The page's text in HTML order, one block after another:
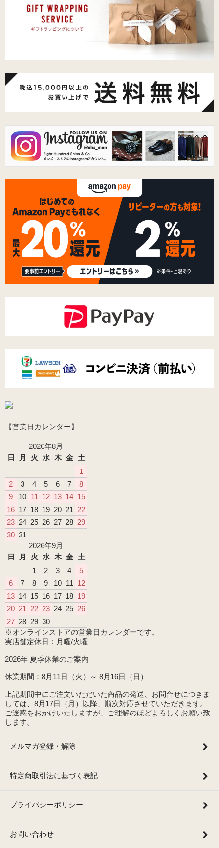
【営業日カレンダー】
2026年8月
日
月 火 水 木 金
土
1
2
3 4 5 6 7
8
9
10 11 12 13 14 15
16 17 18 19 20 21 22
23 24 25 26 27 28 29
30 31
2026年9月
日
月 火 水 木 金
土
1
2 3 4
5
6
7 8 9 10 11 12
13 14 15 16 17 18 19
20 21 22 23 24 25 26
27 28 29 30
※オンラインストアの営業日カレンダーです。
実店舗定休日：月曜/火曜
2026年 夏季休業のご案内
休業期間：8月11日（火）～ 8月16日（日）
上記期間中にご注文いただいた商品の発送、お問合せにつきま
しては、8月17日（月）以降、順次対応させていただきます。
ご迷惑をおかけいたしますが、ご理解のほどよろしくお願い致
します。
メルマガ登録・解除
特定商取引法に基づく表記
プライバシーポリシー
お問い合わせ